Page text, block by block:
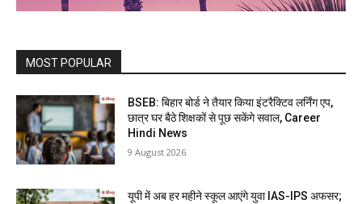
MOST POPULAR
BSEB: बिहार बोर्ड ने तैयार किया इंटरैक्टिव लर्निंग एप,
छात्र घर बैठे शिक्षकों से पूछ सकेंगे सवाल, Career
Hindi News
9 August 2026
यूपी में अब हर महीने स्कूल आएंगे युवा IAS-IPS अफसर;